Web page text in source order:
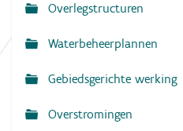
N
a
i
g
Overlegstructuren
Waterbeheerplannen
Gebiedsgerichte werking
Overstromingen